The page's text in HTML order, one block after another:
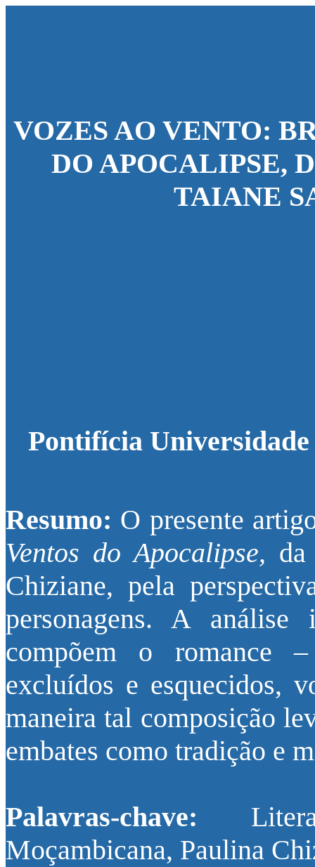
VOZES AO VENTO:
DO APOCALIPSE,
TAIANE
Pontifícia
Resumo: O presente
Ventos do Apocalipse,
Chiziane, pela
personagens. A
compõem o romance
excluídos e esquecidos,
maneira tal composição
embates como tradição e
Palavras-chave:
Moçambicana, Paulina